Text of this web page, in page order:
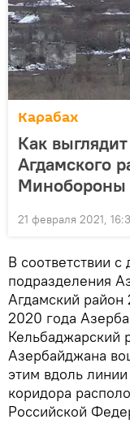
Карабах
Как
Агдамского
Минобороны
21 февраля 2021,
В соответствии
подразделения
Агдамский район
2020 года
Кельбаджарский
Азербайджана
этим вдоль
коридора
Российской